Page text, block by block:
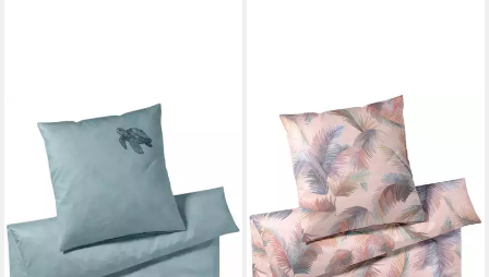
ELEGANTE
Bettwäsche Traveller von
Elegante, Comfort Satin, 2
139,00 €
lieferbar - in 3-4 Werktagen bei dir